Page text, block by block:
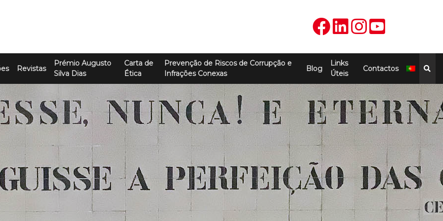
Revistas
Prémio Augusto
Silva Dias
Carta de
Ética
Prevenção de Riscos de Corrupção e
Infrações Conexas
Blog
Links
Úteis
Contactos